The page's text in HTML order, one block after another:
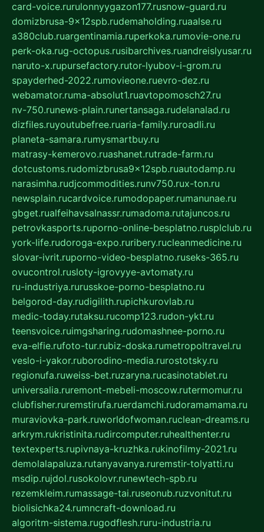
card-voice.rurulonnyygazon177.rusnow-guard.ru
domizbrusa-9x12spb.rudemaholding.ruaalse.ru
a380club.ruargentinamia.ruperkoka.rumovie-one.ru
perk-oka.rug-octopus.rusibarchives.ruandreislyusar.ru
naruto-x.rupursefactory.rutor-lyubov-i-grom.ru
spayderhed-2022.rumovieone.ruevro-dez.ru
webamator.ruma-absolut1.ruavtopomosch27.ru
nv-750.runews-plain.runertansaga.rudelanalad.ru
dizfiles.ruyoutubefree.ruaria-family.ruroadli.ru
planeta-samara.rumysmartbuy.ru
matrasy-kemerovo.ruashanet.rutrade-farm.ru
dotcustoms.rudomizbrusa9x12spb.ruautodamp.ru
narasimha.rudjcommodities.runv750.rux-ton.ru
newsplain.rucardvoice.rumodopaper.rumanunae.ru
gbget.rualfeihavsalnassr.rumadoma.rutajuncos.ru
petrovkasports.ruporno-online-besplatno.rusplclub.ru
york-life.rudoroga-expo.ruribery.rucleanmedicine.ru
slovar-ivrit.ruporno-video-besplatno.ruseks-365.ru
ovucontrol.rusloty-igrovyye-avtomaty.ru
ru-industriya.rurusskoe-porno-besplatno.ru
belgorod-day.rudigilith.rupichkurovlab.ru
medic-today.rutaksu.rucomp123.rudon-ykt.ru
teensvoice.ruimgsharing.rudomashnee-porno.ru
eva-elfie.rufoto-tur.rubiz-doska.rumetropoltravel.ru
veslo-i-yakor.ruborodino-media.rurostotsky.ru
regionufa.ruweiss-bet.ruzaryna.rucasinotablet.ru
universalia.ruremont-mebeli-moscow.rutermomur.ru
clubfisher.ruremstirufa.ruerdamchi.rudoramamama.ru
muraviovka-park.ruworldofwoman.ruclean-dreams.ru
arkrym.rukristinita.rudircomputer.ruhealthenter.ru
textexperts.rupivnaya-kruzhka.rukinofilmy-2021.ru
demolalapaluza.rutanyavanya.ruremstir-tolyatti.ru
msdip.rujdol.rusokolovr.runewtech-spb.ru
rezemkleim.rumassage-tai.ruseonub.ruzvonitut.ru
biolisichka24.rumncraft-download.ru
algoritm-sistema.rugodflesh.ruru-industria.ru